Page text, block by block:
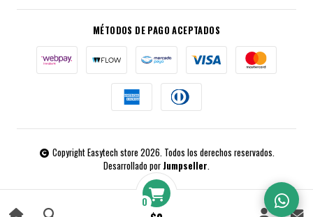
0
MÉTODOS DE PAGO ACEPTADOS
Copyright Easytech store 2026. Todos los derechos reservados.
Desarrollado por Jumpseller.